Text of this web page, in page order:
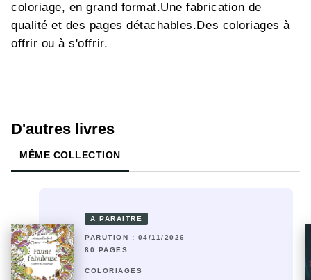
coloriage, en grand format.Une fabrication de
qualité et des pages détachables.Des coloriages à
offrir ou à s'offrir.
D'autres livres
MÊME COLLECTION
À PARAÎTRE
PARUTION : 04/11/2026
80 PAGES
COLORIAGES